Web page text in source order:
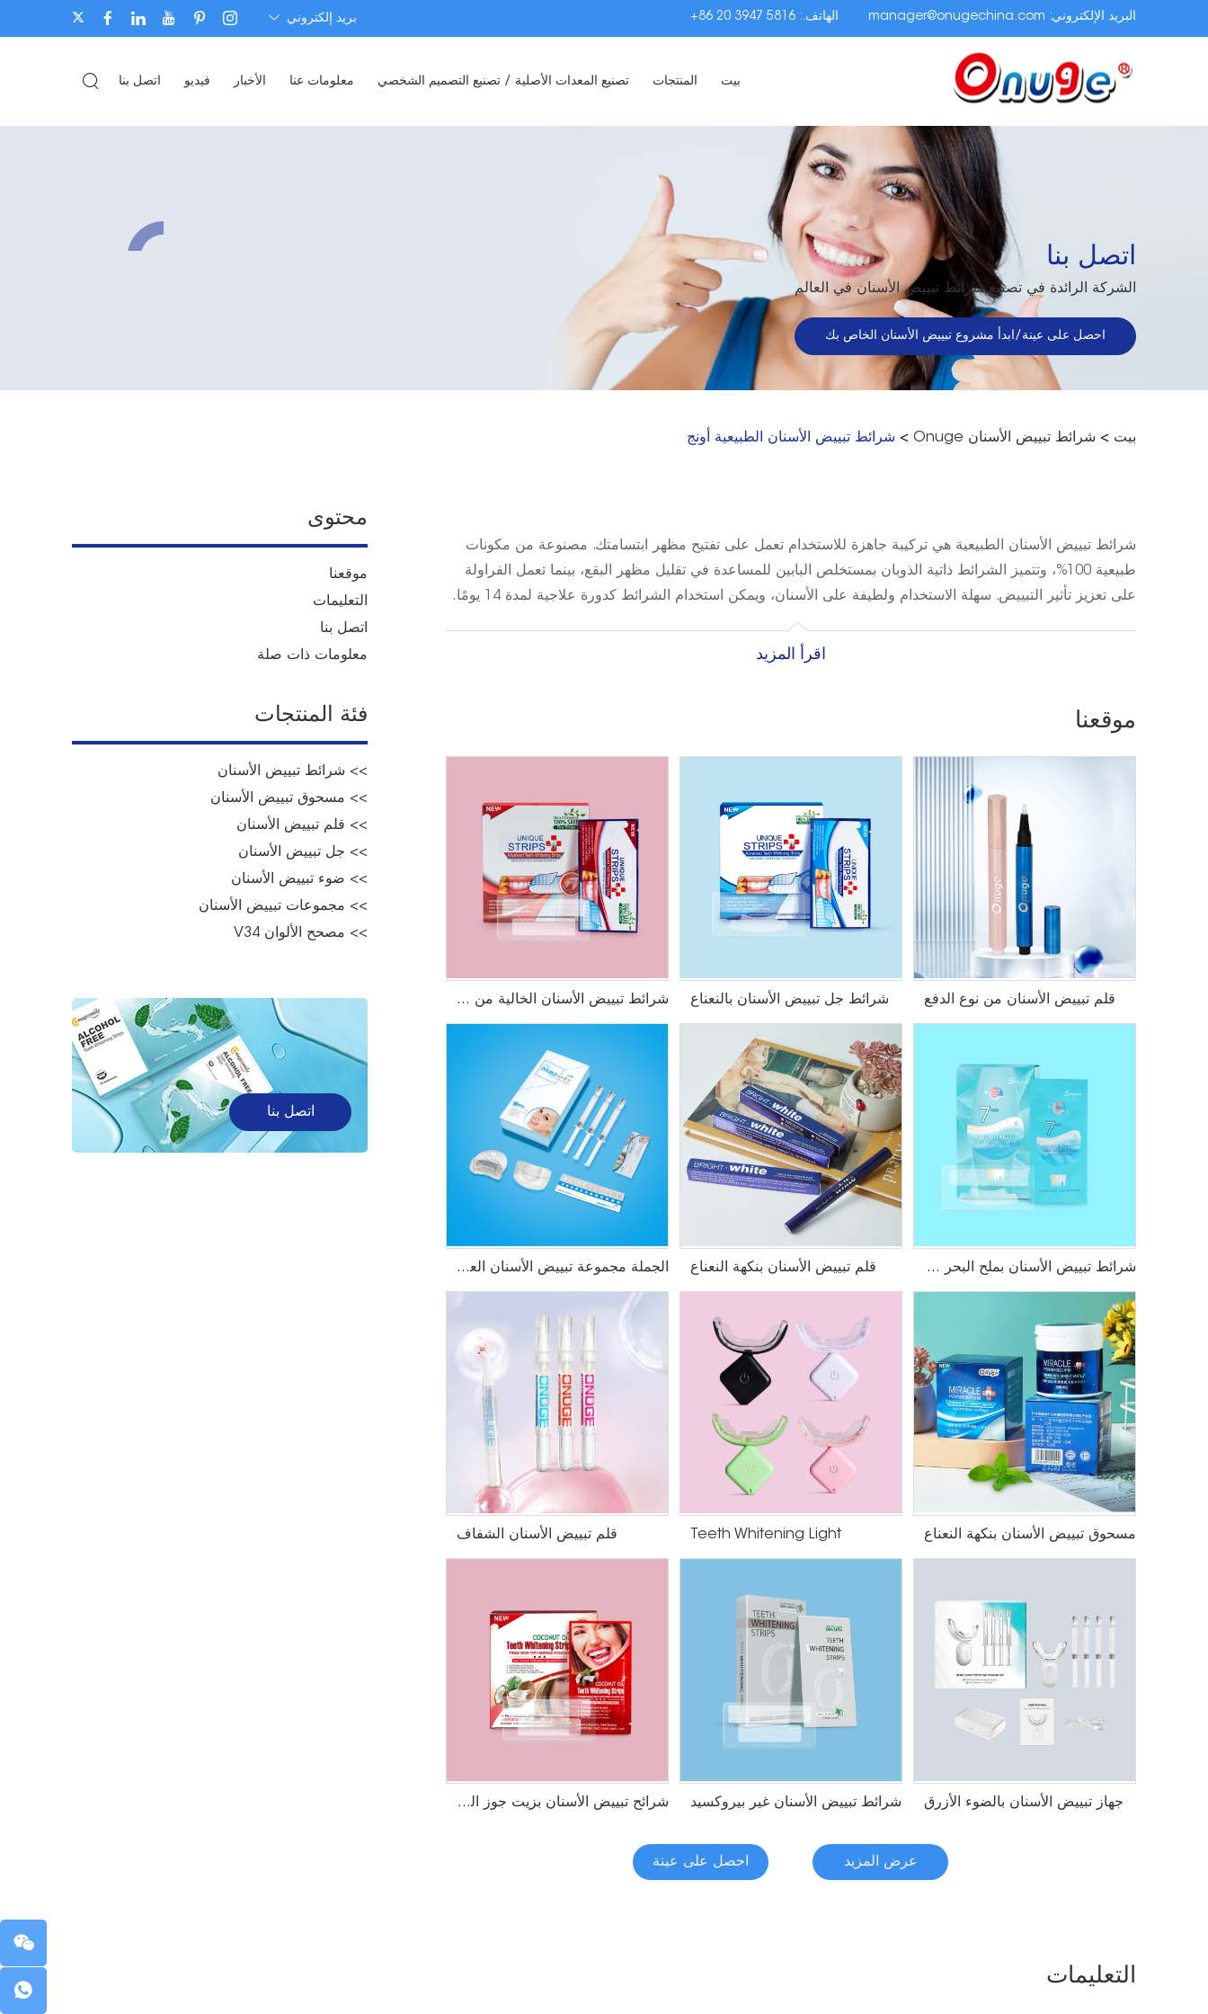
بريد إلكتروني البريد الإلكتروني: manager@onugechina.com الهاتف.: +86 20 3947 5816
بيت المنتجات تصنيع المعدات الأصلية / تصنيع التصميم الشخصي معلومات عنا الأخبار فيديو اتصل بنا
اتصل بنا
الشركة الرائدة في تصنيع شرائط تبييض الأسنان في العالم
احصل على عينة/ابدأ مشروع تبييض الأسنان الخاص بك
بيت > شرائط تبييض الأسنان Onuge > شرائط تبييض الأسنان الطبيعية أونج
شرائط تبييض الأسنان الطبيعية هي تركيبة جاهزة للاستخدام تعمل على تفتيح مظهر ابتسامتك. مصنوعة من مكونات
طبيعية 100%، وتتميز الشرائط ذاتية الذوبان بمستخلص البابين للمساعدة في تقليل مظهر البقع، بينما تعمل الفراولة
على تعزيز تأثير التبييض. سهلة الاستخدام ولطيفة على الأسنان، ويمكن استخدام الشرائط كدورة علاجية لمدة 14 يومًا.
اقرأ المزيد
موقعنا
قلم تبييض الأسنان من نوع الدفع شرائط جل تبييض الأسنان بالنعناع شرائط تبييض الأسنان الخالية من البيروكسيد والنعناع
شرائط تبييض الأسنان بملح البحر الميت قلم تبييض الأسنان بنكهة النعناع الجملة مجموعة تبييض الأسنان العلامة الخاصة
مسحوق تبييض الأسنان بنكهة النعناع Teeth Whitening Light قلم تبييض الأسنان الشفاف
جهاز تبييض الأسنان بالضوء الأزرق شرائط تبييض الأسنان غير بيروكسيد شرائح تبييض الأسنان بزيت جوز الهند من HP
عرض المزيد احصل على عينة
التعليمات
محتوى
موقعنا
التعليمات
اتصل بنا
معلومات ذات صلة
فئة المنتجات
>> شرائط تبييض الأسنان
>> مسحوق تبييض الأسنان
>> قلم تبييض الأسنان
>> جل تبييض الأسنان
>> ضوء تبييض الأسنان
>> مجموعات تبييض الأسنان
>> مصحح الألوان V34
اتصل بنا